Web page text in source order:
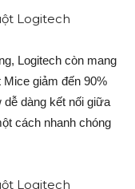
Logitech còn mang
giảm đến 90%
dàng kết nối giữa
cách nhanh chóng